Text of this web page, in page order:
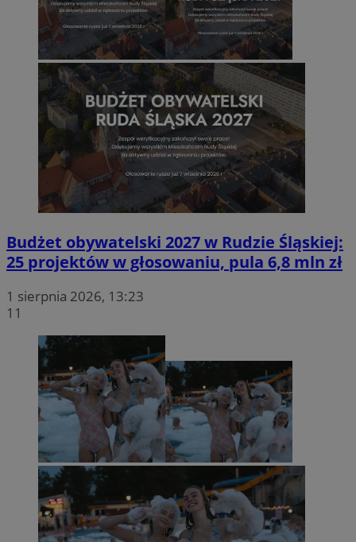
Budżet obywatelski 2027 w Rudzie Śląskiej:
25 projektów w głosowaniu, pula 6,8 mln zł
1 sierpnia 2026, 13:23
11